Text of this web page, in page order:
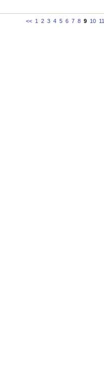
<< 1 2 3 4 5 6 7 8 9 10 11